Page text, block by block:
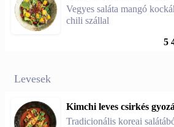
Vegyes saláta mangó
chili szállal
5
Levesek
Kimchi leves csirkés
Tradicionális koreai